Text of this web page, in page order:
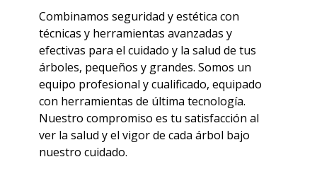
Combinamos seguridad y estética con
técnicas y herramientas avanzadas y
efectivas para el cuidado y la salud de tus
árboles, pequeños y grandes. Somos un
equipo profesional y cualificado, equipado
con herramientas de última tecnología.
Nuestro compromiso es tu satisfacción al
ver la salud y el vigor de cada árbol bajo
nuestro cuidado.